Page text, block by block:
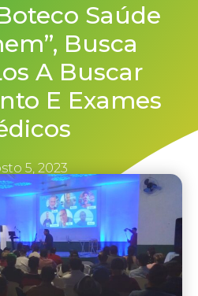
Saúde
Busca
A Buscar
E Exames
5, 2023